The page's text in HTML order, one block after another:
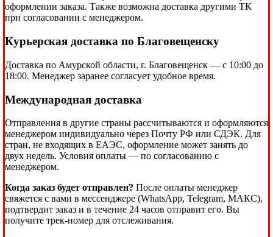
оформлении заказа. Также возможна доставка другими ТК
при согласовании с менеджером.
Курьерская доставка по Благовещенску
Доставка по Амурской области, г. Благовещенск — с 10:00 до
18:00. Менеджер заранее согласует удобное время.
Международная доставка
Отправления в другие страны рассчитываются и оформляются
менеджером индивидуально через Почту РФ или СДЭК. Для
стран, не входящих в ЕАЭС, оформление может занять до
двух недель. Условия оплаты — по согласованию с
менеджером.
Когда заказ будет отправлен? После оплаты менеджер
свяжется с вами в мессенджере (WhatsApp, Telegram, МАКС),
подтвердит заказ и в течение 24 часов отправит его. Вы
получите трек-номер для отслеживания.